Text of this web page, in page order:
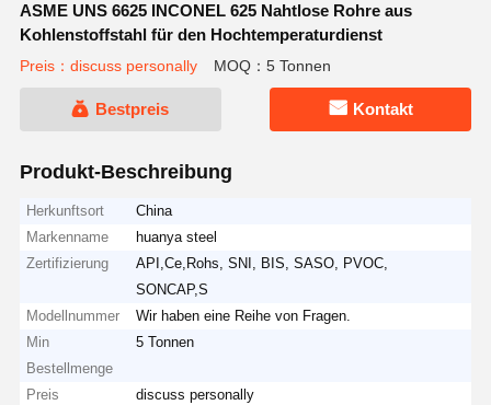
ASME UNS 6625 INCONEL 625 Nahtlose Rohre aus
Kohlenstoffstahl für den Hochtemperaturdienst
Preis：discuss personally MOQ：5 Tonnen
Bestpreis Kontakt
Produkt-Beschreibung
Herkunftsort
China
Markenname
huanya steel
Zertifizierung
API,Ce,Rohs, SNI, BIS, SASO, PVOC,
SONCAP,S
Modellnummer
Wir haben eine Reihe von Fragen.
Min
Bestellmenge
5 Tonnen
Preis
discuss personally